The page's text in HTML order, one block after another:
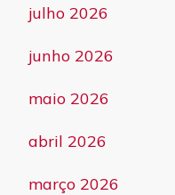
julho 2026
junho 2026
maio 2026
abril 2026
março 2026